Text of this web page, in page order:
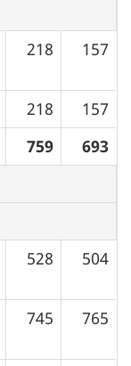
218 157
218
157
759
693
528 504
745 765